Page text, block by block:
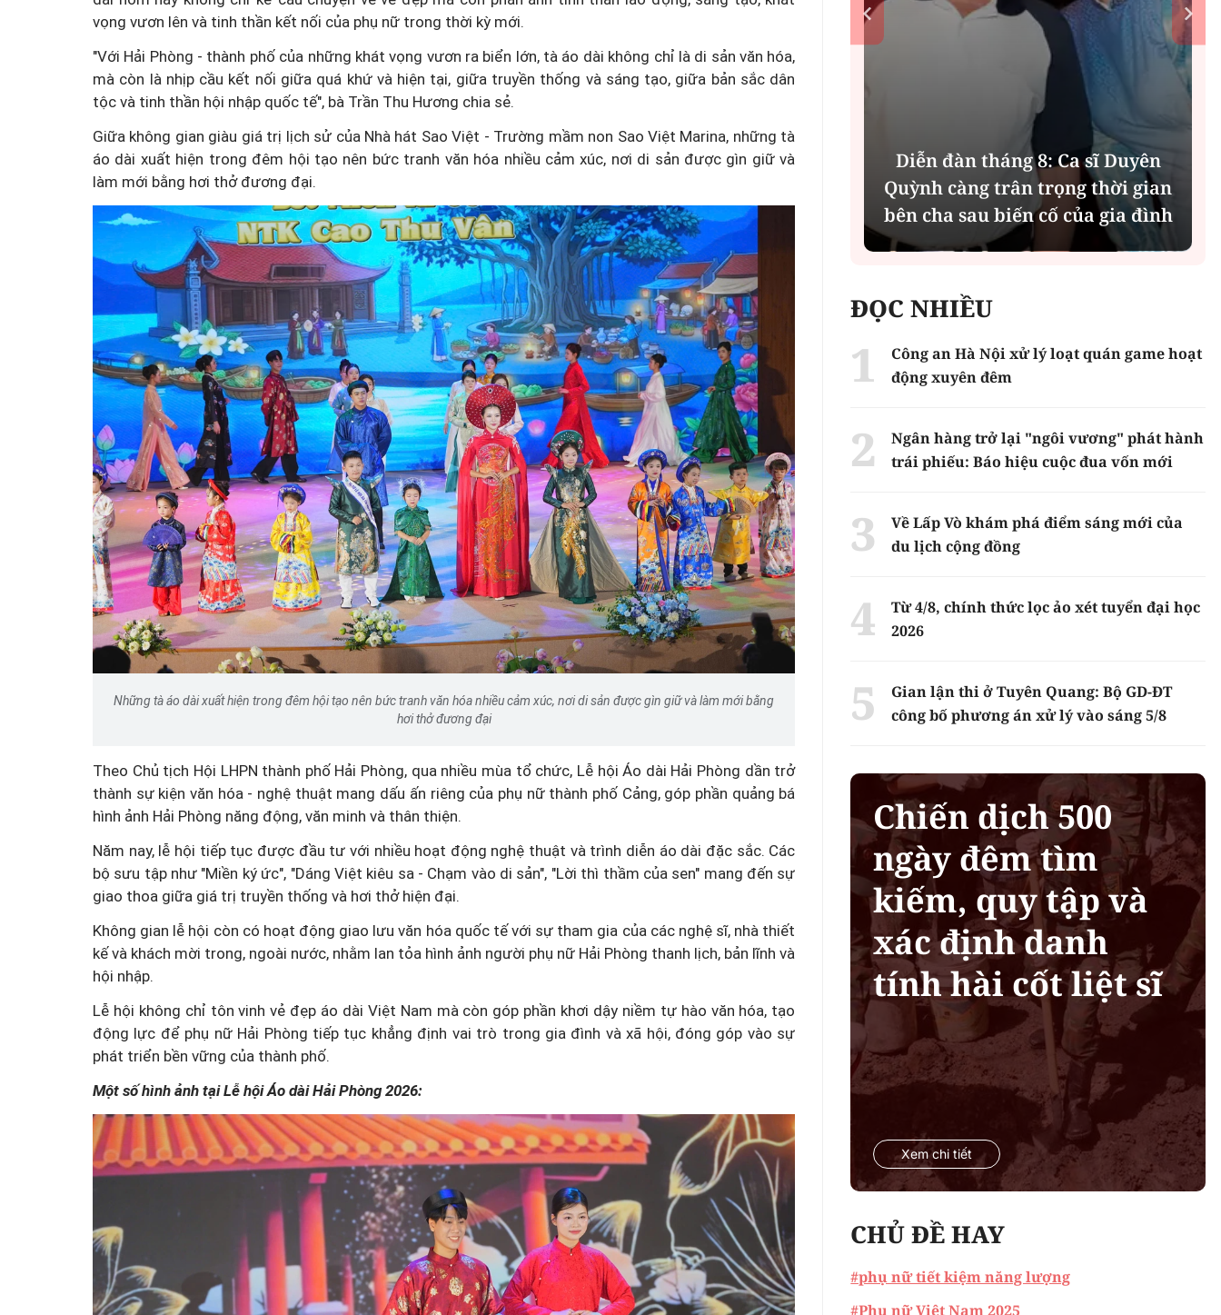
vọng vươn lên và tinh thần kết nối của phụ nữ trong thời kỳ mới.
"Với Hải Phòng - thành phố của những khát vọng vươn ra biển lớn, tà áo dài không chỉ là di sản văn hóa,
mà còn là nhịp cầu kết nối giữa quá khứ và hiện tại, giữa truyền thống và sáng tạo, giữa bản sắc dân
tộc và tinh thần hội nhập quốc tế", bà Trần Thu Hương chia sẻ.
Giữa không gian giàu giá trị lịch sử của Nhà hát Sao Việt - Trường mầm non Sao Việt Marina, những tà
áo dài xuất hiện trong đêm hội tạo nên bức tranh văn hóa nhiều cảm xúc, nơi di sản được gìn giữ và
làm mới bằng hơi thở đương đại.
Những tà áo dài xuất hiện trong đêm hội tạo nên bức tranh văn hóa nhiều cảm xúc, nơi di sản được gìn giữ và làm mới bằng
hơi thở đương đại
Theo Chủ tịch Hội LHPN thành phố Hải Phòng, qua nhiều mùa tổ chức, Lễ hội Áo dài Hải Phòng dần trở
thành sự kiện văn hóa - nghệ thuật mang dấu ấn riêng của phụ nữ thành phố Cảng, góp phần quảng bá
hình ảnh Hải Phòng năng động, văn minh và thân thiện.
Năm nay, lễ hội tiếp tục được đầu tư với nhiều hoạt động nghệ thuật và trình diễn áo dài đặc sắc. Các
bộ sưu tập như "Miền ký ức", "Dáng Việt kiêu sa - Chạm vào di sản", "Lời thì thầm của sen" mang đến sự
giao thoa giữa giá trị truyền thống và hơi thở hiện đại.
Không gian lễ hội còn có hoạt động giao lưu văn hóa quốc tế với sự tham gia của các nghệ sĩ, nhà thiết
kế và khách mời trong, ngoài nước, nhằm lan tỏa hình ảnh người phụ nữ Hải Phòng thanh lịch, bản lĩnh và
hội nhập.
Lễ hội không chỉ tôn vinh vẻ đẹp áo dài Việt Nam mà còn góp phần khơi dậy niềm tự hào văn hóa, tạo
động lực để phụ nữ Hải Phòng tiếp tục khẳng định vai trò trong gia đình và xã hội, đóng góp vào sự
phát triển bền vững của thành phố.
Một số hình ảnh tại Lễ hội Áo dài Hải Phòng 2026:
hôn nhân tan vỡ, 3
và bản án vì lẽ công
bằng
Hà Nội thu hút bác sĩ về trạm y
tế, tạo điều kiện để người dân
tiếp cận các dịch vụ y tế kỹ thuật
cao
Diễn đàn tháng 8: Ca sĩ Duyên
Quỳnh càng trân trọng thời gian
bên cha sau biến cố của gia đình
Phân tích tính 2 mặt
vụ MBBank "rót" hơn
đồng cho Phát
ĐỌC NHIỀU
Công an Hà Nội xử lý loạt quán game hoạt
động xuyên đêm
Ngân hàng trở lại "ngôi vương" phát hành
trái phiếu: Báo hiệu cuộc đua vốn mới
Về Lấp Vò khám phá điểm sáng mới của
du lịch cộng đồng
Từ 4/8, chính thức lọc ảo xét tuyển đại học
2026
Gian lận thi ở Tuyên Quang: Bộ GD-ĐT
công bố phương án xử lý vào sáng 5/8
Chiến dịch 500
ngày đêm tìm
kiếm, quy tập và
xác định danh
tính hài cốt liệt sĩ
Xem chi tiết
CHỦ ĐỀ HAY
#phụ nữ tiết kiệm năng lượng
#Phụ nữ Việt Nam 2025